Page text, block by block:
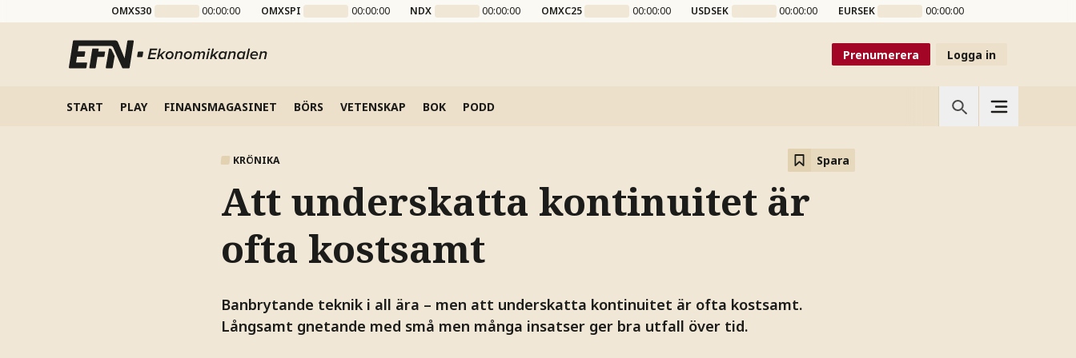
OMXS30 00:00:00 OMXSPI 00:00:00 NDX 00:00:00 OMXC25 00:00:00 USDSEK 00:00:00 EURSEK 00:00:00
Prenumerera Logga in
START PLAY FINANSMAGASINET BÖRS VETENSKAP BOK PODD
KRÖNIKA Spara
Att underskatta kontinuitet är
ofta kostsamt
Banbrytande teknik i all ära – men att underskatta kontinuitet är ofta kostsamt.
Långsamt gnetande med små men många insatser ger bra utfall över tid.